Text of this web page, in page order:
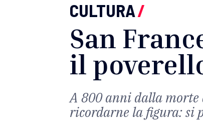
CULTURA/
San
il
A 800 anni dalla morte
ricordarne la figura: si